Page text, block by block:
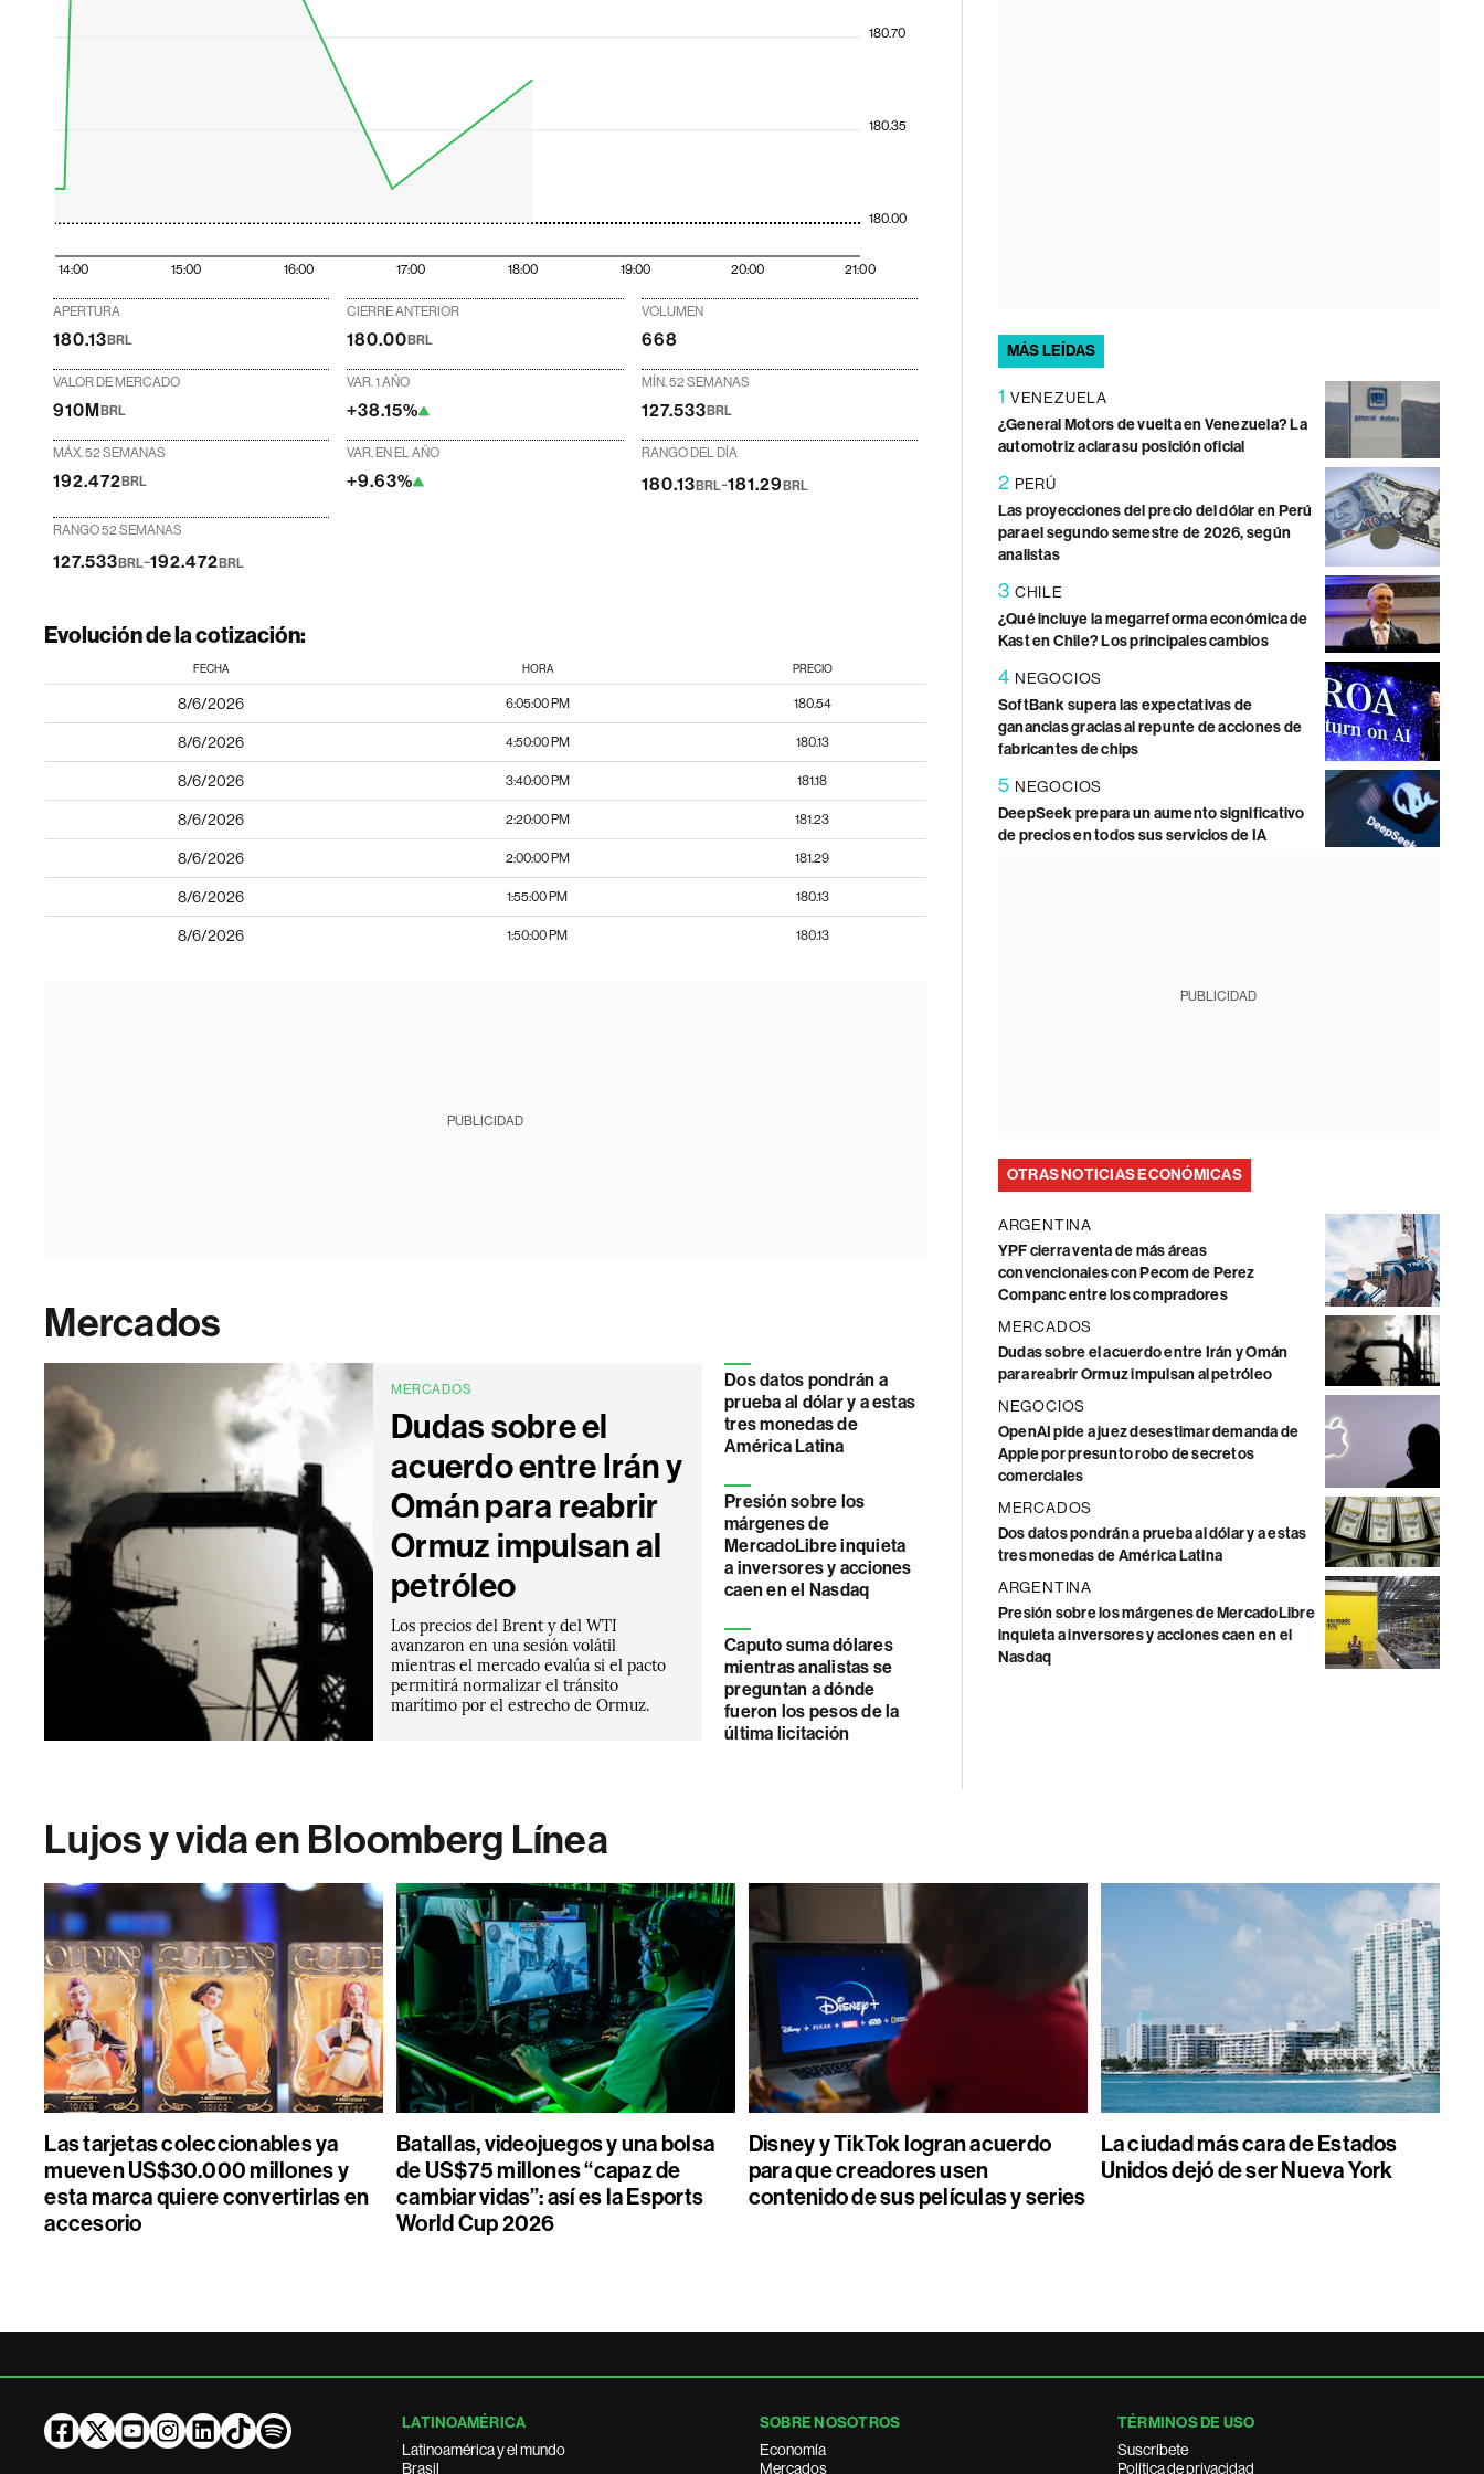
14:00 15:00 16:00 17:00 18:00 19:00 20:00 21:00
180.00
180.35
180.70
APERTURA
180.13BRL
CIERRE ANTERIOR
180.00BRL
VOLUMEN
668
VALOR DE MERCADO
910MBRL
VAR. 1 AÑO
+38.15%
MÍN. 52 SEMANAS
127.533BRL
MÁX. 52 SEMANAS
192.472BRL
VAR. EN EL AÑO
+9.63%
RANGO DEL DÍA
180.13 BRL-181.29 BRL
RANGO 52 SEMANAS
127.533BRL-192.472BRL
Evolución de la cotización:
FECHA HORA PRECIO
8/6/2026 6:05:00 PM 180.54
8/6/2026 4:50:00 PM 180.13
8/6/2026 3:40:00 PM 181.18
8/6/2026 2:20:00 PM 181.23
8/6/2026 2:00:00 PM 181.29
8/6/2026 1:55:00 PM 180.13
8/6/2026 1:50:00 PM 180.13
PUBLICIDAD
Mercados
MERCADOS
Dudas sobre el
acuerdo entre Irán y
Omán para reabrir
Ormuz impulsan al
petróleo
Los precios del Brent y del WTI
avanzaron en una sesión volátil
mientras el mercado evalúa si el pacto
permitirá normalizar el tránsito
marítimo por el estrecho de Ormuz.
Dos datos pondrán a
prueba al dólar y a estas
tres monedas de
América Latina
Presión sobre los
márgenes de
MercadoLibre inquieta
a inversores y acciones
caen en el Nasdaq
Caputo suma dólares
mientras analistas se
preguntan a dónde
fueron los pesos de la
última licitación
MÁS LEÍDAS
1 VENEZUELA
¿General Motors de vuelta en Venezuela? La
automotriz aclara su posición oficial
2 PERÚ
Las proyecciones del precio del dólar en Perú
para el segundo semestre de 2026, según
analistas
3 CHILE
¿Qué incluye la megarreforma económica de
Kast en Chile? Los principales cambios
4 NEGOCIOS
SoftBank supera las expectativas de
ganancias gracias al repunte de acciones de
fabricantes de chips
5 NEGOCIOS
DeepSeek prepara un aumento significativo
de precios en todos sus servicios de IA
PUBLICIDAD
OTRAS NOTICIAS ECONÓMICAS
ARGENTINA
YPF cierra venta de más áreas
convencionales con Pecom de Perez
Companc entre los compradores
MERCADOS
Dudas sobre el acuerdo entre Irán y Omán
para reabrir Ormuz impulsan al petróleo
NEGOCIOS
OpenAI pide a juez desestimar demanda de
Apple por presunto robo de secretos
comerciales
MERCADOS
Dos datos pondrán a prueba al dólar y a estas
tres monedas de América Latina
ARGENTINA
Presión sobre los márgenes de MercadoLibre
inquieta a inversores y acciones caen en el
Nasdaq
Lujos y vida en Bloomberg Línea
Las tarjetas coleccionables ya
mueven US$30.000 millones y
esta marca quiere convertirlas en
accesorio
Batallas, videojuegos y una bolsa
de US$75 millones “capaz de
cambiar vidas”: así es la Esports
World Cup 2026
Disney y TikTok logran acuerdo
para que creadores usen
contenido de sus películas y series
La ciudad más cara de Estados
Unidos dejó de ser Nueva York
LATINOAMÉRICA
Latinoamérica y el mundo
Brasil
SOBRE NOSOTROS
Economía
Mercados
TÉRMINOS DE USO
Suscríbete
Política de privacidad